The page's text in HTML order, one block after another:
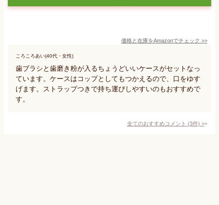
価格と在庫をAmazonでチェック >>
ころころあい(40代・女性)
歯ブラシと歯磨き粉が入るちょうどいいケースがセットなっ
ています。ケースはコップとしてもつかえるので、口をゆす
げます。ストラップつきで持ち運びしやすいのもおすすめで
す。
全てのおすすめコメント (3件) >